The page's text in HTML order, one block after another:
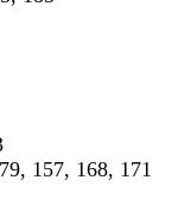
157, 168, 171